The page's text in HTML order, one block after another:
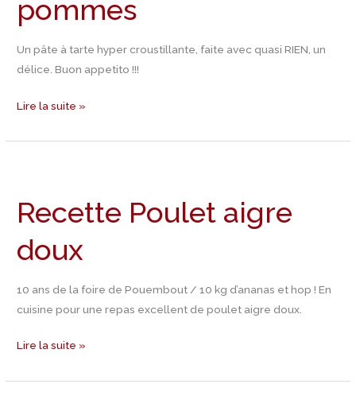
pommes
Un pâte à tarte hyper croustillante, faite avec quasi RIEN, un
délice. Buon appetito !!!
Lire la suite »
Recette Poulet aigre
doux
10 ans de la foire de Pouembout / 10 kg d’ananas et hop ! En
cuisine pour une repas excellent de poulet aigre doux.
aigre
doux
Lire la suite »